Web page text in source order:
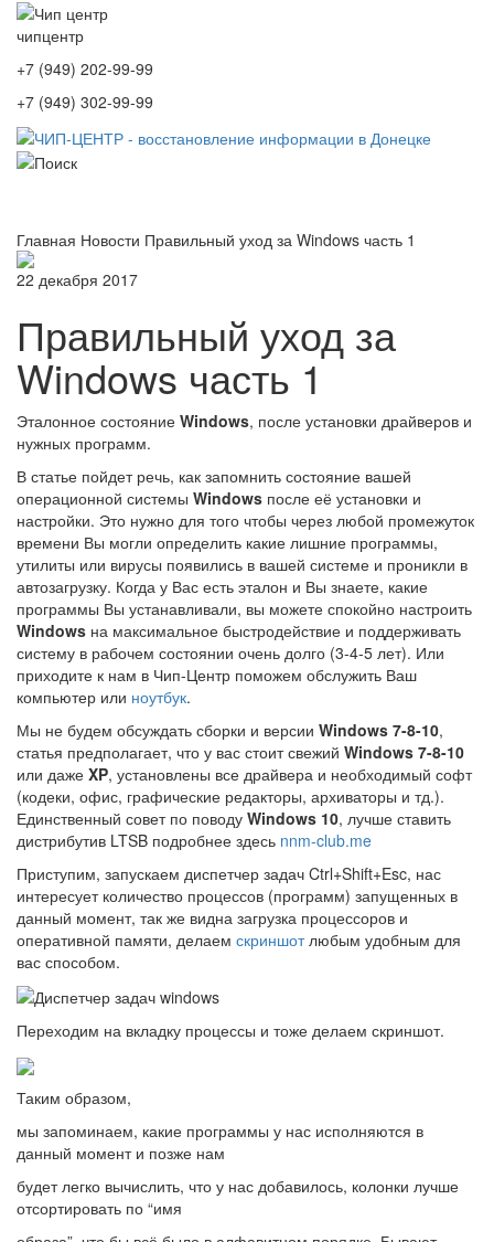
чипцентр
+7 (949) 202-99-99
+7 (949) 302-99-99
Главная Новости Правильный уход за Windows часть 1
22 декабря 2017
Правильный уход за
Windows часть 1
Эталонное состояние Windows, после установки драйверов и
нужных программ.
В статье пойдет речь, как запомнить состояние вашей
операционной системы Windows после её установки и
настройки. Это нужно для того чтобы через любой промежуток
времени Вы могли определить какие лишние программы,
утилиты или вирусы появились в вашей системе и проникли в
автозагрузку. Когда у Вас есть эталон и Вы знаете, какие
программы Вы устанавливали, вы можете спокойно настроить
Windows на максимальное быстродействие и поддерживать
систему в рабочем состоянии очень долго (3-4-5 лет). Или
приходите к нам в Чип-Центр поможем обслужить Ваш
компьютер или ноутбук.
Мы не будем обсуждать сборки и версии Windows 7-8-10,
статья предполагает, что у вас стоит свежий Windows 7-8-10
или даже XP, установлены все драйвера и необходимый софт
(кодеки, офис, графические редакторы, архиваторы и тд.).
Единственный совет по поводу Windows 10, лучше ставить
дистрибутив LTSB подробнее здесь nnm-club.me
Приступим, запускаем диспетчер задач Ctrl+Shift+Esc, нас
интересует количество процессов (программ) запущенных в
данный момент, так же видна загрузка процессоров и
оперативной памяти, делаем скриншотлюбым удобным для
вас способом.
Переходим на вкладку процессы и тоже делаем скриншот.
Таким образом,
мы запоминаем, какие программы у нас исполняются в
данный момент и позже нам
будет легко вычислить, что у нас добавилось, колонки лучше
отсортировать по “имя